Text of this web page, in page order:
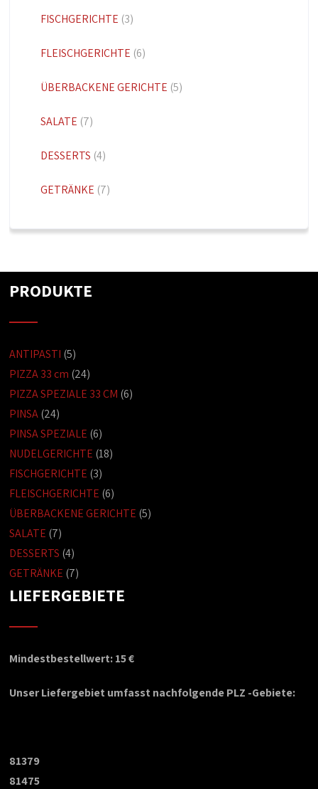
FISCHGERICHTE (3)
FLEISCHGERICHTE (6)
ÜBERBACKENE GERICHTE (5)
SALATE (7)
DESSERTS (4)
GETRÄNKE (7)
PRODUKTE
ANTIPASTI (5)
PIZZA 33 cm (24)
PIZZA SPEZIALE 33 CM (6)
PINSA(24)
PINSA SPEZIALE (6)
NUDELGERICHTE (18)
FISCHGERICHTE (3)
FLEISCHGERICHTE (6)
ÜBERBACKENE GERICHTE (5)
SALATE (7)
DESSERTS (4)
GETRÄNKE (7)
LIEFERGEBIETE
Mindestbestellwert: 15 €
Unser Liefergebiet umfasst nachfolgende PLZ -Gebiete:
81379
81475